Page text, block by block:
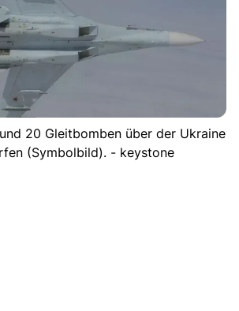
20 Gleitbomben über der Ukraine
(Symbolbild). - keystone